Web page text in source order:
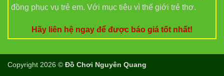
đồng phục vụ trẻ em. Với mục tiêu vì thế giới trẻ thơ.
Hãy liên hệ ngay để được báo giá tốt nhất!
Copyright 2026 © Đồ Chơi Nguyên Quang